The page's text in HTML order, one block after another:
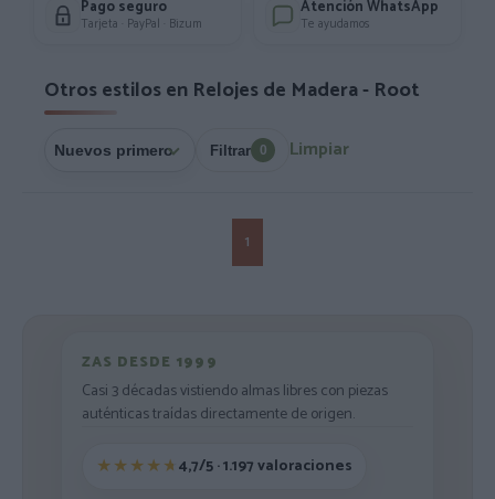
Pago seguro
Tarjeta · PayPal · Bizum
Atención WhatsApp
Te ayudamos
Otros estilos en Relojes de Madera - Root
Filtrar 0 Limpiar
1
ZAS DESDE 1999
Casi 3 décadas vistiendo almas libres con piezas
auténticas traídas directamente de origen.
4,7/5 · 1.197 valoraciones